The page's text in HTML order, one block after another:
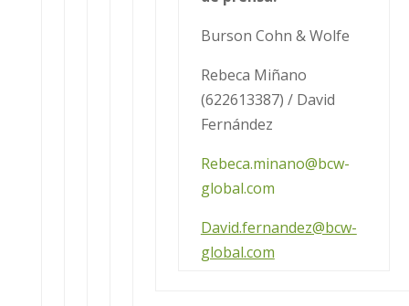
Burson Cohn & Wolfe
Rebeca Miñano
(622613387) / David
Fernández
Rebeca.minano@bcw-
global.com
David.fernandez@bcw-
global.com